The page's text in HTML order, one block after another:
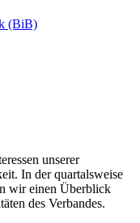
(BiB)
unserer
In der quartalsweise
wir einen Überblick
des Verbandes.